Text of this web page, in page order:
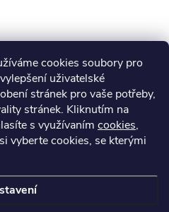
cookies soubory pro
uživatelské
stránek pro vaše potřeby,
stránek. Kliknutím na
s využívaním cookies,
vyberte cookies, se kterými